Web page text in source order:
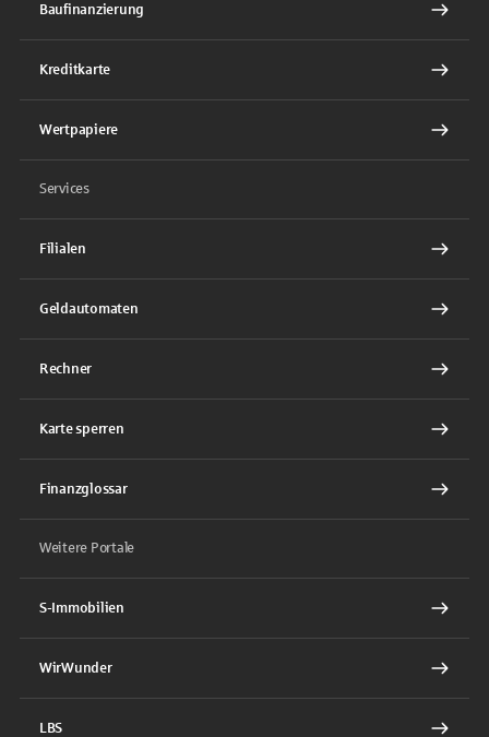
Baufinanzierung
Kreditkarte
Wertpapiere
Services
Filialen
Geldautomaten
Rechner
Karte sperren
Finanzglossar
Weitere Portale
S-Immobilien
WirWunder
LBS